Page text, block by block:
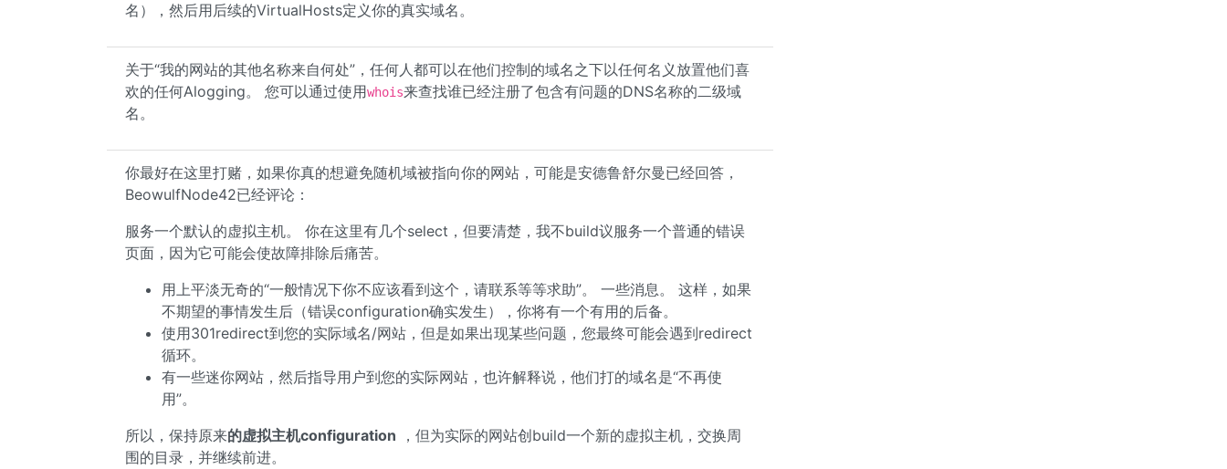
名），然后用后续的VirtualHosts定义你的真实域名。
关于“我的网站的其他名称来自何处”，任何人都可以在他们控制的域名之下以任何名义放置他们喜
欢的任何Alogging。 您可以通过使用whois来查找谁已经注册了包含有问题的DNS名称的二级域
名。
你最好在这里打赌，如果你真的想避免随机域被指向你的网站，可能是安德鲁舒尔曼已经回答，
BeowulfNode42已经评论：
服务一个默认的虚拟主机。 你在这里有几个select，但要清楚，我不build议服务一个普通的错误
页面，因为它可能会使故障排除后痛苦。
用上平淡无奇的“一般情况下你不应该看到这个，请联系等等求助”。 一些消息。 这样，如果
不期望的事情发生后（错误configuration确实发生），你将有一个有用的后备。
使用301redirect到您的实际域名/网站，但是如果出现某些问题，您最终可能会遇到redirect
循环。
有一些迷你网站，然后指导用户到您的实际网站，也许解释说，他们打的域名是“不再使
用”。
所以，保持原来的虚拟主机configuration ，但为实际的网站创build一个新的虚拟主机，交换周
围的目录，并继续前进。